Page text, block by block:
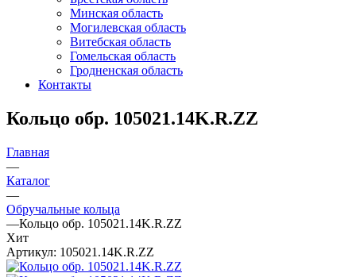
Минская область
Могилевская область
Витебская область
Гомельская область
Гродненская область
Контакты
Кольцо обр. 105021.14K.R.ZZ
Главная
—
Каталог
—
Обручальные кольца
—Кольцо обр. 105021.14K.R.ZZ
Хит
Артикул: 105021.14K.R.ZZ